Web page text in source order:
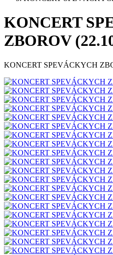
KONCERT
ZBOROV
KONCERT SPEVÁCKYCH